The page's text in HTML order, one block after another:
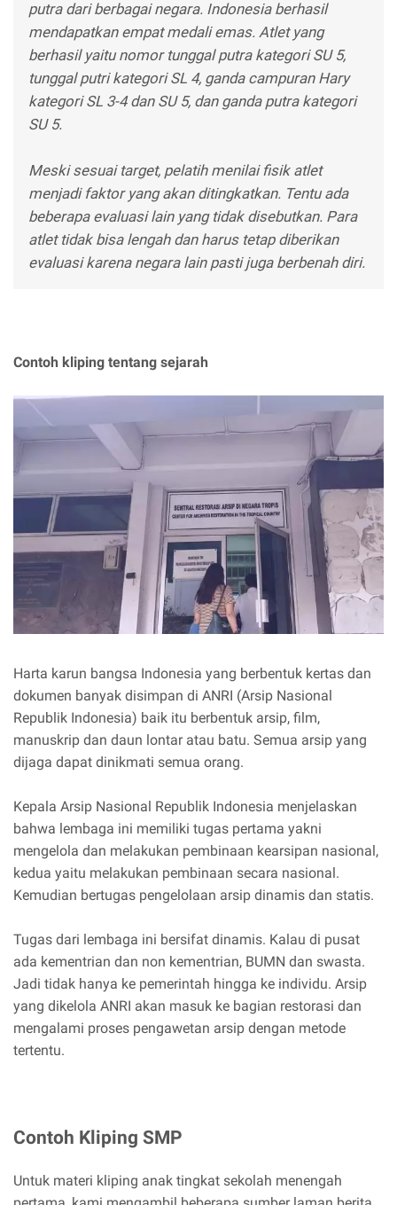
putra dari berbagai negara. Indonesia berhasil
mendapatkan empat medali emas. Atlet yang
berhasil yaitu nomor tunggal putra kategori SU 5,
tunggal putri kategori SL 4, ganda campuran Hary
kategori SL 3-4 dan SU 5, dan ganda putra kategori
SU 5.
Meski sesuai target, pelatih menilai fisik atlet
menjadi faktor yang akan ditingkatkan. Tentu ada
beberapa evaluasi lain yang tidak disebutkan. Para
atlet tidak bisa lengah dan harus tetap diberikan
evaluasi karena negara lain pasti juga berbenah diri.
Contoh kliping tentang sejarah
Harta karun bangsa Indonesia yang berbentuk kertas dan
dokumen banyak disimpan di ANRI (Arsip Nasional
Republik Indonesia) baik itu berbentuk arsip, film,
manuskrip dan daun lontar atau batu. Semua arsip yang
dijaga dapat dinikmati semua orang.
Kepala Arsip Nasional Republik Indonesia menjelaskan
bahwa lembaga ini memiliki tugas pertama yakni
mengelola dan melakukan pembinaan kearsipan nasional,
kedua yaitu melakukan pembinaan secara nasional.
Kemudian bertugas pengelolaan arsip dinamis dan statis.
Tugas dari lembaga ini bersifat dinamis. Kalau di pusat
ada kementrian dan non kementrian, BUMN dan swasta.
Jadi tidak hanya ke pemerintah hingga ke individu. Arsip
yang dikelola ANRI akan masuk ke bagian restorasi dan
mengalami proses pengawetan arsip dengan metode
tertentu.
Contoh Kliping SMP
Untuk materi kliping anak tingkat sekolah menengah